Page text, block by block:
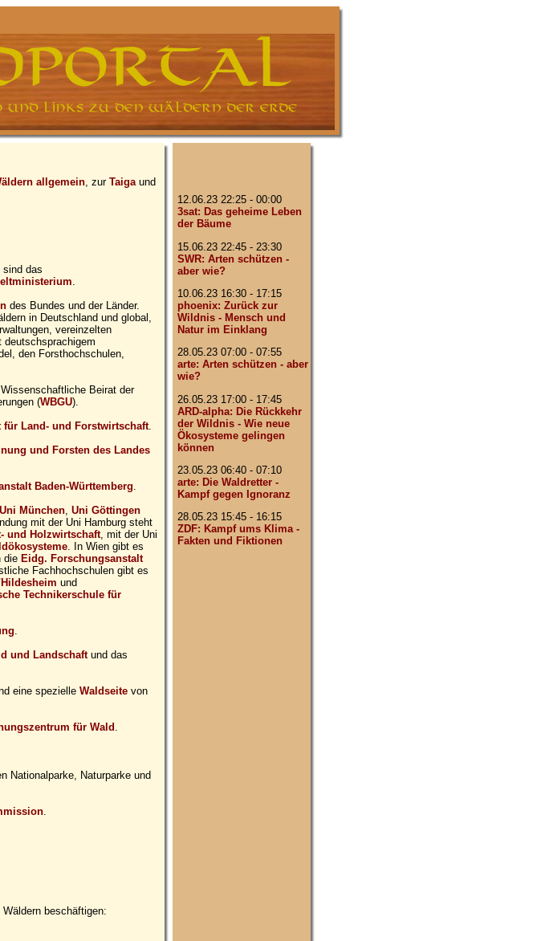
allgemein, zur Taigaund
sind das
.
des Bundes und der Länder.
in Deutschland und global,
vereinzelten
deutschsprachigem
den Forsthochschulen,
Beirat der
(WBGU).
Land- und Forstwirtschaft.
und Forsten des Landes
Baden-Württemberg.
Uni München, Uni Göttingen
mit der Uni Hamburg steht
und Holzwirtschaft, mit der Uni
. In Wien gibt es
die Eidg. Forschungsanstalt
Fachhochschulen gibt es
und
Technikerschule für
.
und Landschaftund das
eine spezielle Waldseite von
für Wald.
Nationalparke, Naturparke und
.
beschäftigen:
12.06.23 22:25 - 00:00
3sat: Das geheime Leben
der Bäume
15.06.23 22:45 - 23:30
SWR: Arten schützen -
aber wie?
10.06.23 16:30 - 17:15
phoenix: Zurück zur
Wildnis - Mensch und
Natur im Einklang
28.05.23 07:00 - 07:55
arte: Arten schützen - aber
wie?
26.05.23 17:00 - 17:45
ARD-alpha: Die Rückkehr
der Wildnis - Wie neue
Ökosysteme gelingen
können
23.05.23 06:40 - 07:10
arte: Die Waldretter -
Kampf gegen Ignoranz
28.05.23 15:45 - 16:15
ZDF: Kampf ums Klima -
Fakten und Fiktionen